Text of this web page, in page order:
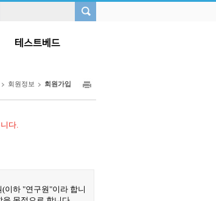
테스트베드
회원정보 회원가입
다.